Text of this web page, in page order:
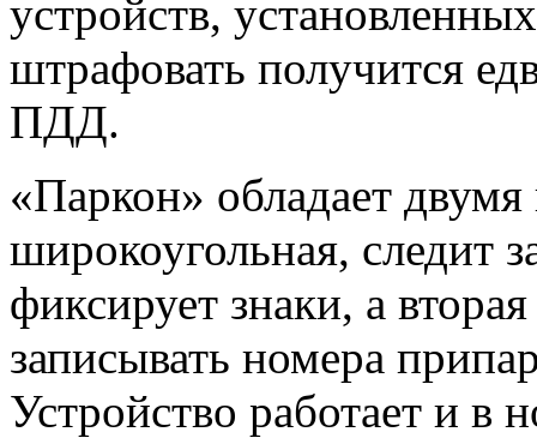
устройств,
штрафовать получится
ПДД.
«Паркон» обладает
широкоугольная, следит
фиксирует знаки, а
записывать номера
Устройство работает и в